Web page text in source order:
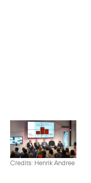
Credits: Henrik Andree